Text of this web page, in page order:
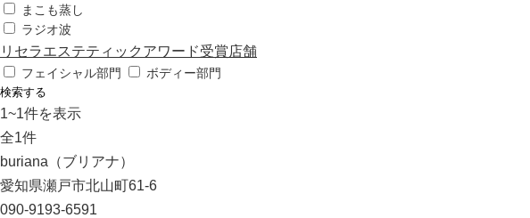
まこも蒸し
ラジオ波
リセラエステティックアワード受賞店舗
フェイシャル部門 ボディー部門
検索する
1~1件を表示
全1件
buriana（ブリアナ）
愛知県瀬戸市北山町61-6
090-9193-6591